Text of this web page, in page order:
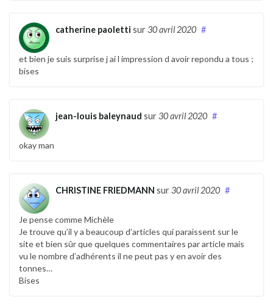
catherine paoletti sur 30 avril 2020 #
et bien je suis surprise j ai l impression d avoir repondu a tous ;
bises
jean-louis baleynaud sur 30 avril 2020 #
okay man
CHRISTINE FRIEDMANN sur 30 avril 2020 #
Je pense comme Michèle
Je trouve qu’il y a beaucoup d’articles qui paraissent sur le
site et bien sûr que quelques commentaires par article mais
vu le nombre d’adhérents il ne peut pas y en avoir des
tonnes…
Bises